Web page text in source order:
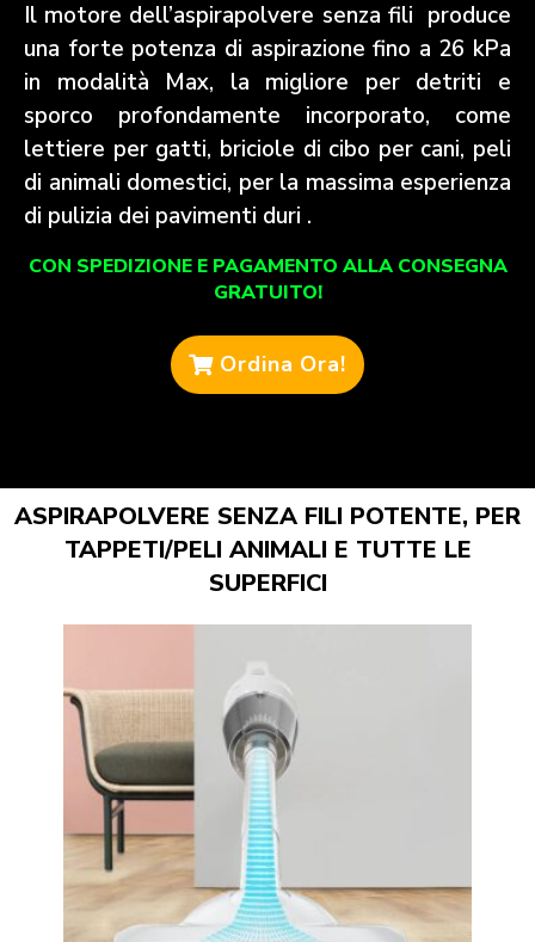
Il motore dell’aspirapolvere senza fili produce
una forte potenza di aspirazione fino a 26 kPa
in modalità Max, la migliore per detriti e
sporco profondamente incorporato, come
lettiere per gatti, briciole di cibo per cani, peli
di animali domestici, per la massima esperienza
di pulizia dei pavimenti duri .
CON SPEDIZIONE E PAGAMENTO ALLA CONSEGNA
GRATUITO!
Ordina Ora!
ASPIRAPOLVERE SENZA FILI POTENTE, PER
TAPPETI/PELI ANIMALI E TUTTE LE
SUPERFICI